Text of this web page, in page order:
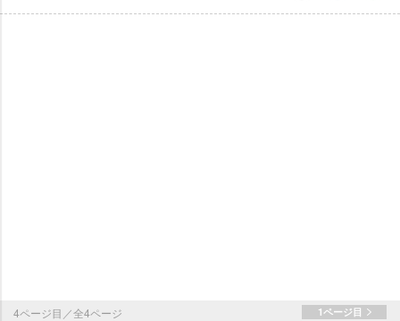
4ページ目／全4ページ 1ページ目